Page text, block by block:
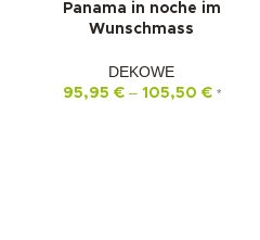
Panama in noche im
Wunschmass
DEKOWE
95,95 €– 105,50 € *